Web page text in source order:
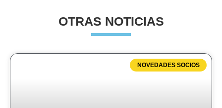
OTRAS NOTICIAS
NOVEDADES SOCIOS